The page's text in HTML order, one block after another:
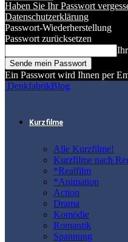
Haben Sie Ihr Passwort
Datenschutzerklärung
Passwort-Wiederherstellung
Passwort zurücksetzen
Ein Passwort wird Ihnen per
DenkfabrikBlog
Kurzfilme
Alle Kurzfilme!
Kurzfilme nach
*Realfilm
*Animation
Action
Drama
Komödie
Romantik
Spannung